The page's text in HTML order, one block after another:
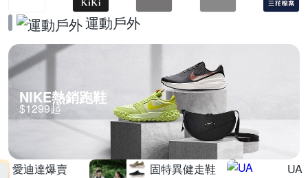
運動戶外
NIKE熱銷跑鞋
$1299起
愛迪達爆賣
固特異健走鞋
UA